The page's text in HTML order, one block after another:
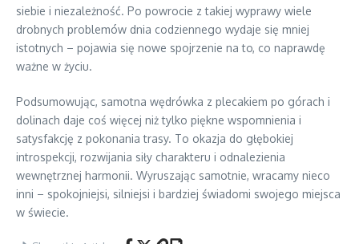
siebie i niezależność. Po powrocie z takiej wyprawy wiele
drobnych problemów dnia codziennego wydaje się mniej
istotnych – pojawia się nowe spojrzenie na to, co naprawdę
ważne w życiu.
Podsumowując, samotna wędrówka z plecakiem po górach i
dolinach daje coś więcej niż tylko piękne wspomnienia i
satysfakcję z pokonania trasy. To okazja do głębokiej
introspekcji, rozwijania siły charakteru i odnalezienia
wewnętrznej harmonii. Wyruszając samotnie, wracamy nieco
inni – spokojniejsi, silniejsi i bardziej świadomi swojego miejsca
w świecie.